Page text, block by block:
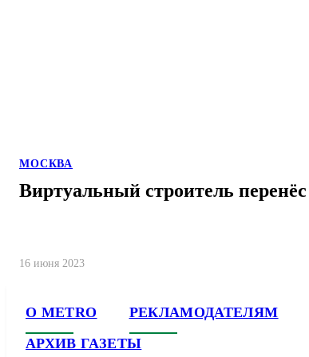
МОСКВА
Виртуальный строитель перенёс
16 июня 2023
О METRO РЕКЛАМОДАТЕЛЯМ
АРХИВ ГАЗЕТЫ